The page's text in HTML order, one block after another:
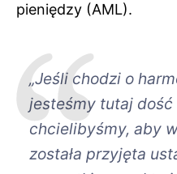
pieniędzy (AML).
„Jeśli chodzi o
jesteśmy tutaj
chcielibyśmy, aby
została przyjęta